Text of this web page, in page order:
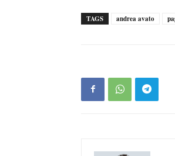
TAGS andrea avato